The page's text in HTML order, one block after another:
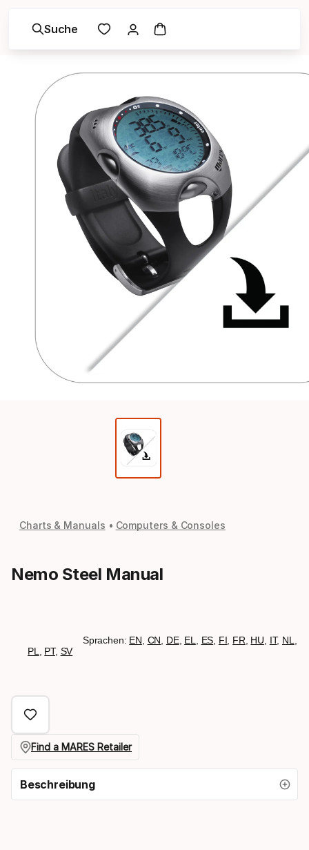
Suche
Charts & Manuals Computers & Consoles
Nemo Steel Manual
Sprachen: EN CN DE, EL ES FI FR HU IT, NL
PL
PT, SV
Find a MARES Retailer
Beschreibung